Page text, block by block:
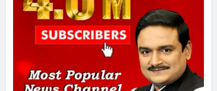
अमर शहीद ठाकुर रोशन सिंह के नाम पर
स्वरूप रानी नेहरू चिकित्सालय का
नामकरण करने की मांग को लेकर
अनिश्चितकालीन धरना शुरू
289 एकड़ भूमि पर विकसित होगा कार्बन-
फ्री डेटा सेंटर, हजारों उच्च-कुशल